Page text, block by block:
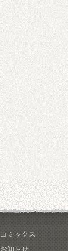
コミックス
お知らせ